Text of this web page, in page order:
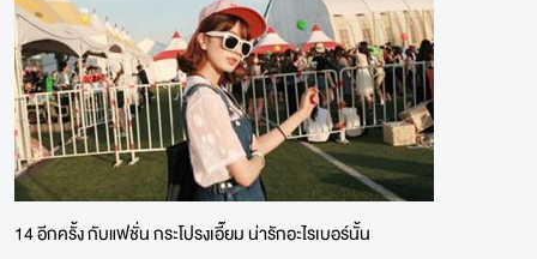
14 อีกครั้ง กับแฟชั่น กระโปรงเอี๊ยม น่ารักอะไรเบอร์นั้น